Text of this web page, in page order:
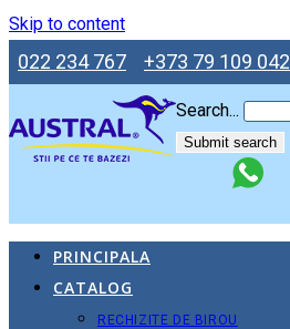
Skip to content
022 234 767 +373 79 109 042
Search...
Submit search
PRINCIPALA
CATALOG
RECHIZITE DE BIROU